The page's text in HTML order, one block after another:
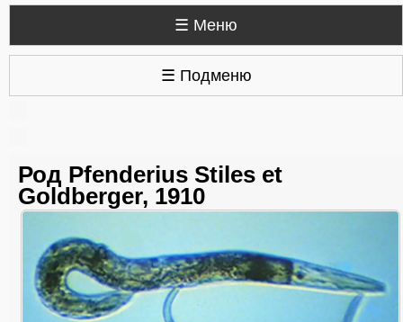
☰ Меню
☰ Подменю
Род Pfenderius Stiles et
Goldberger, 1910